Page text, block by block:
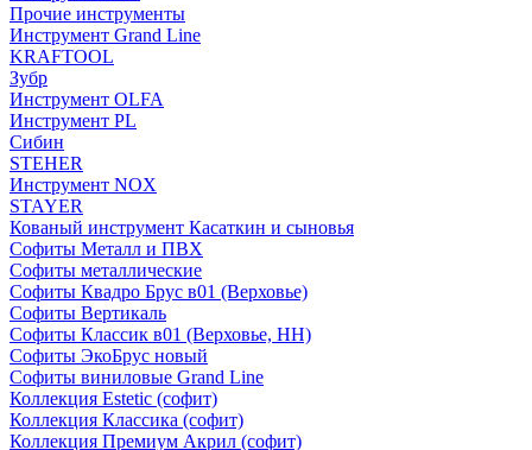
Прочие инструменты
Инструмент Grand Line
KRAFTOOL
Зубр
Инструмент OLFA
Инструмент PL
Сибин
STEHER
Инструмент NOX
STAYER
Кованый инструмент Касаткин и сыновья
Софиты Металл и ПВХ
Софиты металлические
Софиты Квадро Брус в01 (Верховье)
Софиты Вертикаль
Софиты Классик в01 (Верховье, НН)
Софиты ЭкоБрус новый
Софиты виниловые Grand Line
Коллекция Estetic (софит)
Коллекция Классика (софит)
Коллекция Премиум Акрил (софит)